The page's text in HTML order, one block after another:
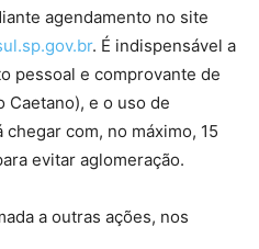
agendamento no site
. É indispensável a
pessoal e comprovante de
Caetano), e o uso de
com, no máximo, 15
evitar aglomeração.
a outras ações, nos